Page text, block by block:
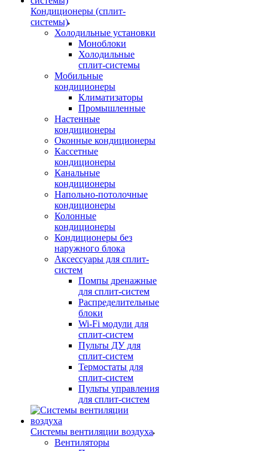
Кондиционеры (сплит-
системы)
Холодильные установки
Моноблоки
Холодильные
сплит-системы
Мобильные
кондиционеры
Климатизаторы
Промышленные
Настенные
кондиционеры
Оконные кондиционеры
Кассетные
кондиционеры
Канальные
кондиционеры
Напольно-потолочные
кондиционеры
Колонные
кондиционеры
Кондиционеры без
наружного блока
Аксессуары для сплит-
систем
Помпы дренажные
для сплит-систем
Распределительные
блоки
Wi-Fi модули для
сплит-систем
Пульты ДУ для
сплит-систем
Термостаты для
сплит-систем
Пульты управления
для сплит-систем
Системы вентиляции воздуха
Вентиляторы